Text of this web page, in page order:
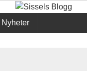
Nyheter